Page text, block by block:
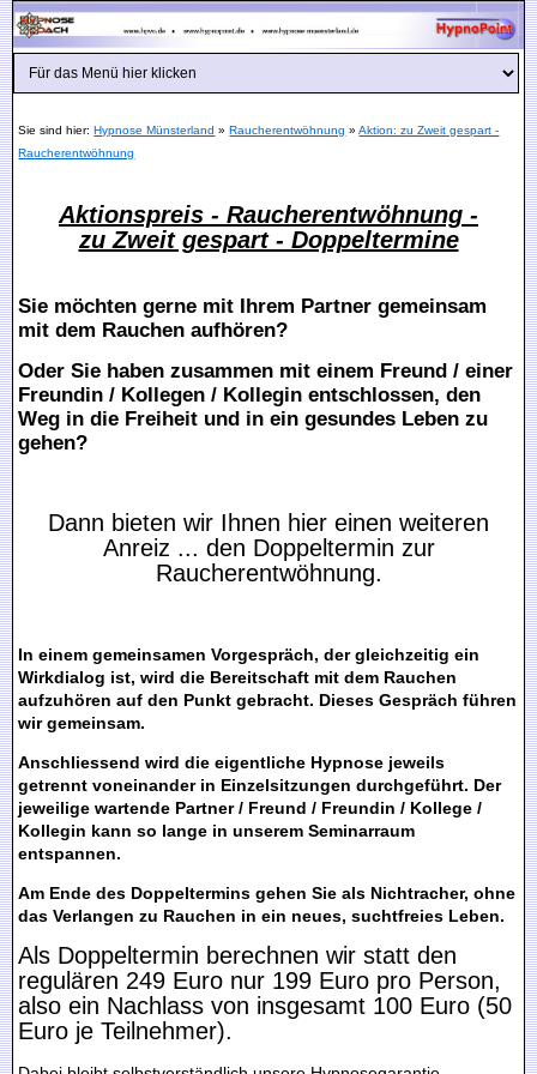
Sie sind hier:Hypnose Münsterland »Raucherentwöhnung »Aktion: zu Zweit gespart -
Raucherentwöhnung
Aktionspreis - Raucherentwöhnung -
zu Zweit gespart - Doppeltermine
Sie möchten gerne mit Ihrem Partner gemeinsam
mit dem Rauchen aufhören?
Oder Sie haben zusammen mit einem Freund / einer
Freundin / Kollegen / Kollegin entschlossen, den
Weg in die Freiheit und in ein gesundes Leben zu
gehen?
Dann bieten wir Ihnen hier einen weiteren
Anreiz ... den Doppeltermin zur
Raucherentwöhnung.
In einem gemeinsamen Vorgespräch, der gleichzeitig ein
Wirkdialog ist, wird die Bereitschaft mit dem Rauchen
aufzuhören auf den Punkt gebracht. Dieses Gespräch führen
wir gemeinsam.
Anschliessend wird die eigentliche Hypnose jeweils
getrennt voneinander in Einzelsitzungen durchgeführt. Der
jeweilige wartende Partner / Freund / Freundin / Kollege /
Kollegin kann so lange in unserem Seminarraum
entspannen.
Am Ende des Doppeltermins gehen Sie als Nichtracher, ohne
das Verlangen zu Rauchen in ein neues, suchtfreies Leben.
Als Doppeltermin berechnen wir statt den
regulären 249 Euro nur 199 Euro pro Person,
also ein Nachlass von insgesamt 100 Euro (50
Euro je Teilnehmer).